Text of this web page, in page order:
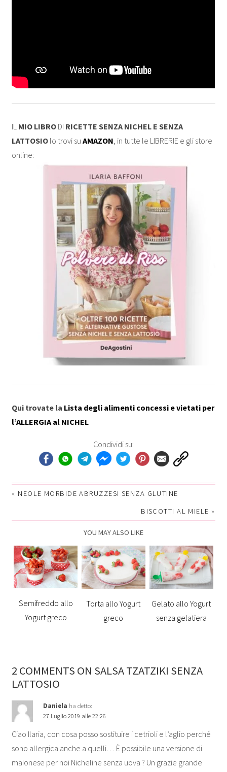
IL MIO LIBRO DI RICETTE SENZA NICHEL E SENZA
LATTOSIO lo trovi suAMAZON , in tutte le LIBRERIE e gli store
online:
Qui trovate la Lista degli alimenti concessi e vietati per
l’ALLERGIA al NICHEL
Condividi su:
« NEOLE MORBIDE ABRUZZESI SENZA GLUTINE
BISCOTTI AL MIELE »
YOU MAY ALSO LIKE
Semifreddo allo
Yogurt greco
Torta allo Yogurt
greco
Gelato allo Yogurt
senza gelatiera
2 COMMENTS ON SALSA TZATZIKI SENZA
LATTOSIO
Daniela ha detto:
27 Luglio 2019 alle 22:26
Ciao Ilaria, con cosa posso sostituire i cetrioli e l’aglio perché
sono allergica anche a quelli… È possibile una versione di
maionese per noi Nicheline senza uova ? Un grazie grande